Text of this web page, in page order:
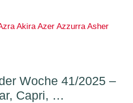
Akira Azer Azzurra Asher
Woche 41/2025 –
Capri, …